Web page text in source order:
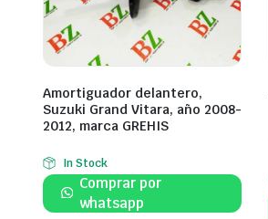
Amortiguador delantero,
Suzuki Grand Vitara, año 2008-
2012, marca GREHIS
In Stock
Comprar por
whatsapp